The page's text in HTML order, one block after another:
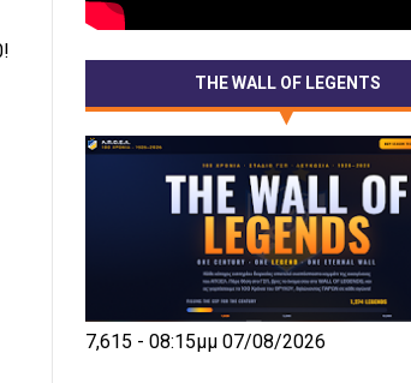
THE WALL OF LEGENTS
7,615 - 08:15μμ 07/08/2026